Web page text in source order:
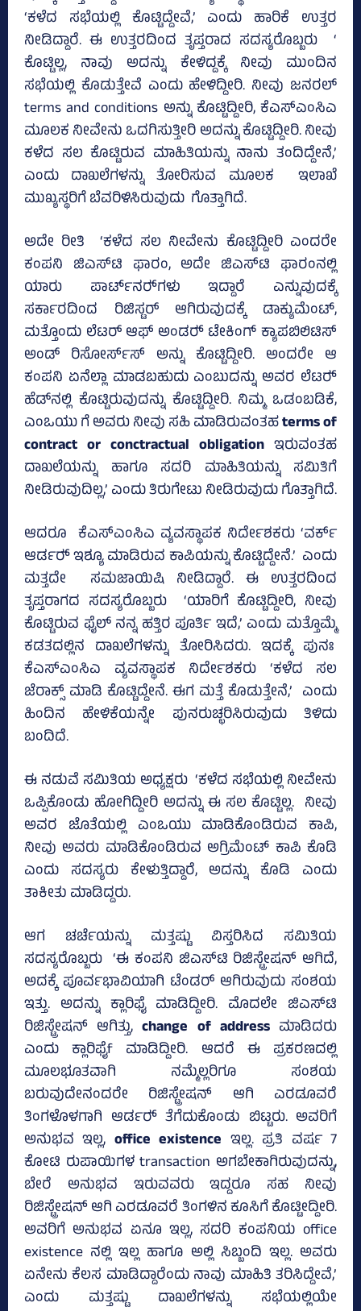
‘ಕಳೆದ ಸಭೆಯಲ್ಲಿ ಕೊಟ್ಟಿದ್ದೇವೆ,’ ಎಂದು ಹಾರಿಕೆ ಉತ್ತರ
ನೀಡಿದ್ದಾರೆ. ಈ ಉತ್ತರದಿಂದ ತೃಪ್ತರಾದ ಸದಸ್ಯರೊಬ್ಬರು ‘
ಕೊಟ್ಟಿಲ್ಲ, ನಾವು ಅದನ್ನು ಕೇಳಿದ್ದಕ್ಕೆ ನೀವು ಮುಂದಿನ
ಸಭೆಯಲ್ಲಿ ಕೊಡುತ್ತೇವೆ ಎಂದು ಹೇಳಿದ್ದೀರಿ. ನೀವು ಜನರಲ್
terms and conditions ಅನ್ನು ಕೊಟ್ಟಿದ್ದೀರಿ, ಕೆಎಸ್‌ಎಂಸಿಎ
ಮೂಲಕ ನೀವೇನು ಒದಗಿಸುತ್ತೀರಿ ಅದನ್ನು ಕೊಟ್ಟಿದ್ದೀರಿ. ನೀವು
ಕಳೆದ ಸಲ ಕೊಟ್ಟಿರುವ ಮಾಹಿತಿಯನ್ನು ನಾನು ತಂದಿದ್ದೇನೆ,’
ಎಂದು ದಾಖಲೆಗಳನ್ನು ತೋರಿಸುವ ಮೂಲಕ ಇಲಾಖೆ
ಮುಖ್ಯಸ್ಥರಿಗೆ ಬೆವರಿಳಿಸಿರುವುದು ಗೊತ್ತಾಗಿದೆ.
ಅದೇ ರೀತಿ ‘ಕಳೆದ ಸಲ ನೀವೇನು ಕೊಟ್ಟಿದ್ದೀರಿ ಎಂದರೇ
ಕಂಪನಿ ಜಿಎಸ್‌ಟಿ ಫಾರಂ, ಅದೇ ಜಿಎಸ್‌ಟಿ ಫಾರಂನಲ್ಲಿ
ಯಾರು ಪಾರ್ಟ್‌ನರ್‍‌ಗಳು ಇದ್ದಾರೆ ಎನ್ನುವುದಕ್ಕೆ
ಸರ್ಕಾರದಿಂದ ರಿಜಿಸ್ಟರ್ ಆಗಿರುವುದಕ್ಕೆ ಡಾಕ್ಯುಮೆಂಟ್‌,
ಮತ್ತೊಂದು ಲೆಟರ್ ಆಫ್‌ ಅಂಡರ್‍‌ ಟೇಕಿಂಗ್‌ ಕ್ಯಾಪಬಿಲಿಟಿಸ್
ಅಂಡ್‌ ರಿಸೋರ್ಸ್‌ಸ್ ಅನ್ನು ಕೊಟ್ಟಿದ್ದೀರಿ. ಅಂದರೇ ಆ
ಕಂಪನಿ ಏನೆಲ್ಲಾ ಮಾಡಬಹುದು ಎಂಬುದನ್ನು ಅವರ ಲೆಟರ್‍‌
ಹೆಡ್‌ನಲ್ಲಿ ಕೊಟ್ಟಿರುವುದನ್ನು ಕೊಟ್ಟಿದ್ದೀರಿ. ನಿಮ್ಮ ಒಡಂಬಡಿಕೆ,
ಎಂಒಯು ಗೆ ಅವರು ನೀವು ಸಹಿ ಮಾಡಿರುವಂತಹterms of
contract or conctractual obligation ಇರುವಂತಹ
ದಾಖಲೆಯನ್ನು ಹಾಗೂ ಸದರಿ ಮಾಹಿತಿಯನ್ನು ಸಮಿತಿಗೆ
ನೀಡಿರುವುದಿಲ್ಲ,’ ಎಂದು ತಿರುಗೇಟು ನೀಡಿರುವುದು ಗೊತ್ತಾಗಿದೆ.
ಆದರೂ ಕೆಎಸ್‌ಎಂಸಿಎ ವ್ಯವಸ್ಥಾಪಕ ನಿರ್ದೇಶಕರು ‘ವರ್ಕ್
ಆರ್ಡರ್‍‌ ಇಶ್ಯೂ ಮಾಡಿರುವ ಕಾಪಿಯನ್ನು ಕೊಟ್ಟಿದ್ದೇನೆ.’ ಎಂದು
ಮತ್ತದೇ ಸಮಜಾಯಿಷಿ ನೀಡಿದ್ದಾರೆ. ಈ ಉತ್ತರದಿಂದ
ತೃಪ್ತರಾಗದ ಸದಸ್ಯರೊಬ್ಬರು ‘ಯಾರಿಗೆ ಕೊಟ್ಟಿದ್ದೀರಿ, ನೀವು
ಕೊಟ್ಟಿರುವ ಫೈಲ್‌ ನನ್ನ ಹತ್ತಿರ ಪೂರ್ತಿ ಇದೆ,’ ಎಂದು ಮತ್ತೊಮ್ಮೆ
ಕಡತದಲ್ಲಿನ ದಾಖಲೆಗಳನ್ನು ತೋರಿಸಿದರು. ಇದಕ್ಕೆ ಪುನಃ
ಕೆಎಸ್‌ಎಂಸಿಎ ವ್ಯವಸ್ಥಾಪಕ ನಿರ್ದೇಶಕರು ‘ಕಳೆದ ಸಲ
ಜೆರಾಕ್ಸ್‌ ಮಾಡಿ ಕೊಟ್ಟಿದ್ದೇನೆ. ಈಗ ಮತ್ತೆ ಕೊಡುತ್ತೇನೆ,’ ಎಂದು
ಹಿಂದಿನ ಹೇಳಿಕೆಯನ್ನೇ ಪುನರುಚ್ಛರಿಸಿರುವುದು ತಿಳಿದು
ಬಂದಿದೆ.
ಈ ನಡುವೆ ಸಮಿತಿಯ ಅಧ್ಯಕ್ಷರು ‘ಕಳೆದ ಸಭೆಯಲ್ಲಿ ನೀವೇನು
ಒಪ್ಪಿಕೊಂಡು ಹೋಗಿದ್ದೀರಿ ಅದನ್ನು ಈ ಸಲ ಕೊಟ್ಟಿಲ್ಲ. ನೀವು
ಅವರ ಜೊತೆಯಲ್ಲಿ ಎಂಒಯು ಮಾಡಿಕೊಂಡಿರುವ ಕಾಪಿ,
ನೀವು ಅವರು ಮಾಡಿಕೊಂಡಿರುವ ಅಗ್ರಿಮೆಂಟ್‌ ಕಾಪಿ ಕೊಡಿ
ಎಂದು ಸದಸ್ಯರು ಕೇಳುತ್ತಿದ್ದಾರೆ, ಅದನ್ನು ಕೊಡಿ ಎಂದು
ತಾಕೀತು ಮಾಡಿದ್ದರು.
ಆಗ ಚರ್ಚೆಯನ್ನು ಮತ್ತಷ್ಟು ವಿಸ್ತರಿಸಿದ ಸಮಿತಿಯ
ಸದಸ್ಯರೊಬ್ಬರು ‘ಈ ಕಂಪನಿ ಜಿಎಸ್‌ಟಿ ರಿಜಿಸ್ಟ್ರೇಷನ್‌ ಆಗಿದೆ,
ಅದಕ್ಕೆ ಪೂರ್ವಭಾವಿಯಾಗಿ ಟೆಂಡರ್ ಆಗಿರುವುದು ಸಂಶಯ
ಇತ್ತು. ಅದನ್ನು ಕ್ಲಾರಿಫೈ ಮಾಡಿದ್ದೀರಿ. ಮೊದಲೇ ಜಿಎಸ್‌ಟಿ
ರಿಜಿಸ್ಟ್ರೇಷನ್‌ ಆಗಿತ್ತು,change of addressಮಾಡಿದರು
ಎಂದು ಕ್ಲಾರಿಫೈf ಮಾಡಿದ್ದೀರಿ. ಆದರೆ ಈ ಪ್ರಕರಣದಲ್ಲಿ
ಮೂಲಭೂತವಾಗಿ ನಮ್ಮೆಲ್ಲರಿಗೂ ಸಂಶಯ
ಬರುವುದೇನಂದರೇ ರಿಜಿಸ್ಟ್ರೇಷನ್ ಆಗಿ ಎರಡೂವರೆ
ತಿಂಗಳೊಳಗಾಗಿ ಆರ್ಡರ್‍‌ ತೆಗೆದುಕೊಂಡು ಬಿಟ್ಟರು. ಅವರಿಗೆ
ಅನುಭವ ಇಲ್ಲ, office existence ಇಲ್ಲ. ಪ್ರತಿ ವರ್ಷ 7
ಕೋಟಿ ರುಪಾಯಿಗಳ transaction ಅಗಬೇಕಾಗಿರುವುದನ್ನು,
ಬೇರೆ ಅನುಭವ ಇರುವವರು ಇದ್ದರೂ ಸಹ ನೀವು
ರಿಜಿಸ್ಟ್ರೇಷನ್‌ ಆಗಿ ಎರಡೂವರೆ ತಿಂಗಳಿನ ಕೂಸಿಗೆ ಕೊಟ್ಟೀದ್ದೀರಿ.
ಅವರಿಗೆ ಅನುಭವ ಏನೂ ಇಲ್ಲ, ಸದರಿ ಕಂಪನಿಯ office
existence ನಲ್ಲಿ ಇಲ್ಲ ಹಾಗೂ ಅಲ್ಲಿ ಸಿಬ್ಬಂದಿ ಇಲ್ಲ. ಅವರು
ಏನೇನು ಕೆಲಸ ಮಾಡಿದ್ದಾರೆಂದು ನಾವು ಮಾಹಿತಿ ತರಿಸಿದ್ದೇವೆ,’
ಎಂದು ಮತ್ತಷ್ಟು ದಾಖಲೆಗಳನ್ನು ಸಭೆಯಲ್ಲಿಯೇ